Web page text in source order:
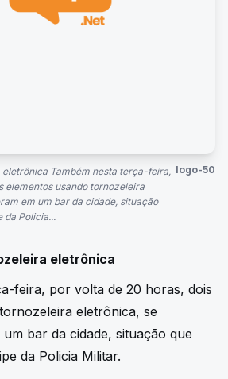
Também nesta terça-feira,
elementos usando tornozeleira
em um bar da cidade, situação
da Policia...
logo-50
eletrônica
feira, por volta de 20 horas, dois
eletrônica, se
bar da cidade, situação que
da Policia Militar.